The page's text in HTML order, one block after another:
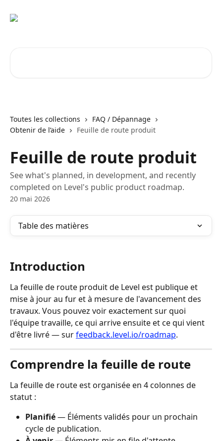
Toutes les collections
FAQ / Dépannage
Obtenir de l’aide
Feuille de route produit
Feuille de route produit
See what's planned, in development, and recently
completed on Level's public product roadmap.
20 mai 2026
Table des matières
Introduction
La feuille de route produit de Level est publique et
mise à jour au fur et à mesure de l'avancement des
travaux. Vous pouvez voir exactement sur quoi
l'équipe travaille, ce qui arrive ensuite et ce qui vient
d'être livré — sur feedback.level.io/roadmap.
Comprendre la feuille de route
La feuille de route est organisée en 4 colonnes de
statut :
Planifié — Éléments validés pour un prochain
cycle de publication.